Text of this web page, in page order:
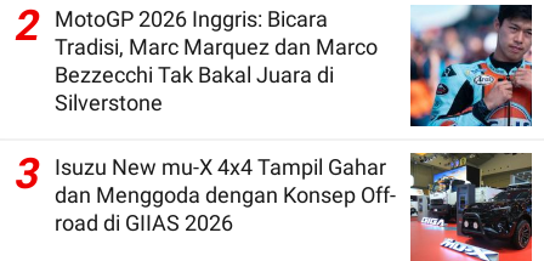
2
MotoGP 2026 Inggris: Bicara
Tradisi, Marc Marquez dan Marco
Bezzecchi Tak Bakal Juara di
Silverstone
3
Isuzu New mu-X 4x4 Tampil Gahar
dan Menggoda dengan Konsep Off-
road di GIIAS 2026